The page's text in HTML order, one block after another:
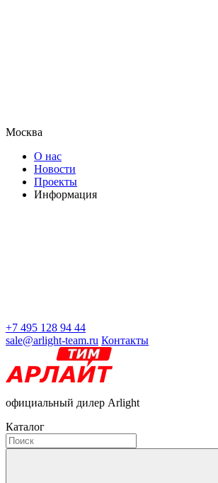
Москва
О нас
Новости
Проекты
Информация
+7 495 128 94 44
sale@arlight-team.ru Контакты
официальный дилер Arlight
Каталог